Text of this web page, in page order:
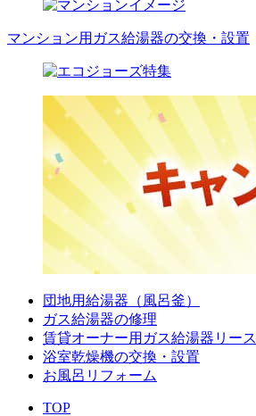
マンション用ガス給湯器の交換・設置
団地用給湯器（風呂釜）
ガス給湯器の修理
賃貸オーナー用ガス給湯器リース
浴室乾燥機の交換・設置
お風呂リフォーム
TOP